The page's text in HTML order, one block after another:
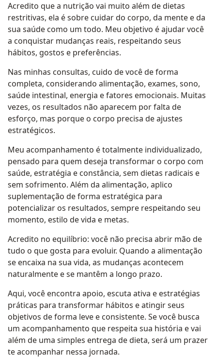
Acredito que a nutrição vai muito além de dietas
restritivas, ela é sobre cuidar do corpo, da mente e da
sua saúde como um todo. Meu objetivo é ajudar você
a conquistar mudanças reais, respeitando seus
hábitos, gostos e preferências.
Nas minhas consultas, cuido de você de forma
completa, considerando alimentação, exames, sono,
saúde intestinal, energia e fatores emocionais. Muitas
vezes, os resultados não aparecem por falta de
esforço, mas porque o corpo precisa de ajustes
estratégicos.
Meu acompanhamento é totalmente individualizado,
pensado para quem deseja transformar o corpo com
saúde, estratégia e constância, sem dietas radicais e
sem sofrimento. Além da alimentação, aplico
suplementação de forma estratégica para
potencializar os resultados, sempre respeitando seu
momento, estilo de vida e metas.
Acredito no equilíbrio: você não precisa abrir mão de
tudo o que gosta para evoluir. Quando a alimentação
se encaixa na sua vida, as mudanças acontecem
naturalmente e se mantêm a longo prazo.
Aqui, você encontra apoio, escuta ativa e estratégias
práticas para transformar hábitos e atingir seus
objetivos de forma leve e consistente. Se você busca
um acompanhamento que respeita sua história e vai
além de uma simples entrega de dieta, será um prazer
te acompanhar nessa jornada.